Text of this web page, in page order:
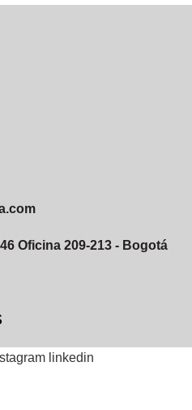
Oficina 209-213 - Bogotá
linkedin